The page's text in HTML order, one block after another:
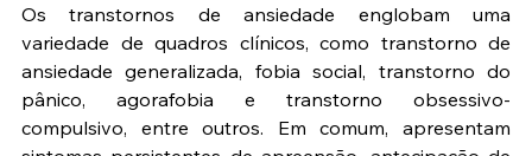
Os transtornos de ansiedade englobam uma
variedade de quadros clínicos, como transtorno de
ansiedade generalizada, fobia social, transtorno do
pânico, agorafobia e transtorno obsessivo-
compulsivo, entre outros. Em comum, apresentam